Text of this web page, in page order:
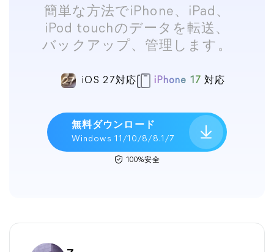
簡単な方法でiPhone、iPad、
iPod touchのデータを転送、
バックアップ、管理します。
iOS 27対応 iPhone 17 対応
無料ダウンロード
Windows 11/10/8/8.1/7
100%安全